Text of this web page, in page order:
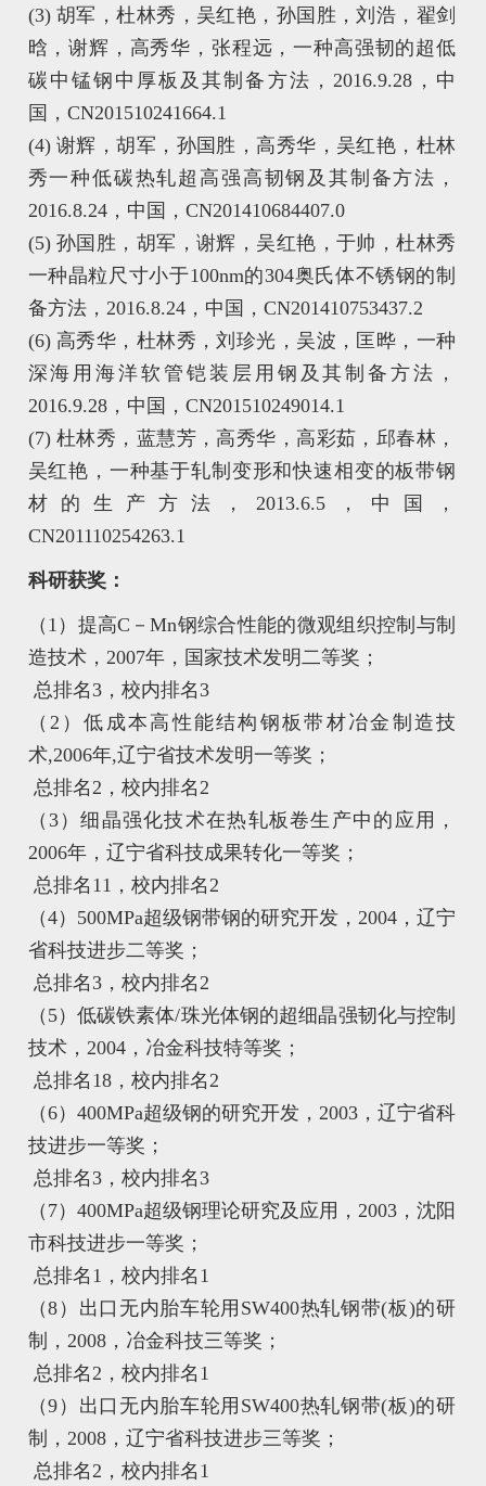
(3) 胡军，杜林秀，吴红艳，孙国胜，刘浩，翟剑
晗，谢辉，高秀华，张程远，一种高强韧的超低
碳中锰钢中厚板及其制备方法，2016.9.28，中
国，CN201510241664.1
(4) 谢辉，胡军，孙国胜，高秀华，吴红艳，杜林
秀一种低碳热轧超高强高韧钢及其制备方法，
2016.8.24，中国，CN201410684407.0
(5) 孙国胜，胡军，谢辉，吴红艳，于帅，杜林秀
一种晶粒尺寸小于100nm的304奥氏体不锈钢的制
备方法，2016.8.24，中国，CN201410753437.2
(6) 高秀华，杜林秀，刘珍光，吴波，匡晔，一种
深海用海洋软管铠装层用钢及其制备方法，
2016.9.28，中国，CN201510249014.1
(7) 杜林秀，蓝慧芳，高秀华，高彩茹，邱春林，
吴红艳，一种基于轧制变形和快速相变的板带钢
材的生产方法，2013.6.5，中国，
CN201110254263.1
科研获奖：
（1）提高C－Mn钢综合性能的微观组织控制与制
造技术，2007年，国家技术发明二等奖；
总排名3，校内排名3
（2）低成本高性能结构钢板带材冶金制造技
术,2006年,辽宁省技术发明一等奖；
总排名2，校内排名2
（3）细晶强化技术在热轧板卷生产中的应用，
2006年，辽宁省科技成果转化一等奖；
总排名11，校内排名2
（4）500MPa超级钢带钢的研究开发，2004，辽宁
省科技进步二等奖；
总排名3，校内排名2
（5）低碳铁素体/珠光体钢的超细晶强韧化与控制
技术，2004，冶金科技特等奖；
总排名18，校内排名2
（6）400MPa超级钢的研究开发，2003，辽宁省科
技进步一等奖；
总排名3，校内排名3
（7）400MPa超级钢理论研究及应用，2003，沈阳
市科技进步一等奖；
总排名1，校内排名1
（8）出口无内胎车轮用SW400热轧钢带(板)的研
制，2008，冶金科技三等奖；
总排名2，校内排名1
（9）出口无内胎车轮用SW400热轧钢带(板)的研
制，2008，辽宁省科技进步三等奖；
总排名2，校内排名1